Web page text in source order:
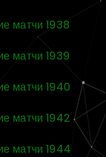
матчи 1938
матчи 1939
матчи 1940
матчи 1942
матчи 1944